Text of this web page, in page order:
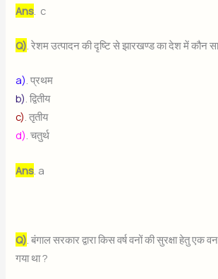
Ans . c
Q). रेशम उत्पादन की दृष्टि से झारखण्ड का देश में कौन
a). प्रथम
b). द्वितीय
c). तृतीय
d). चतुर्थ
Ans . a
Q). बंगाल सरकार द्वारा किस वर्ष वनों की सुरक्षा हेतु एक
गया था ?